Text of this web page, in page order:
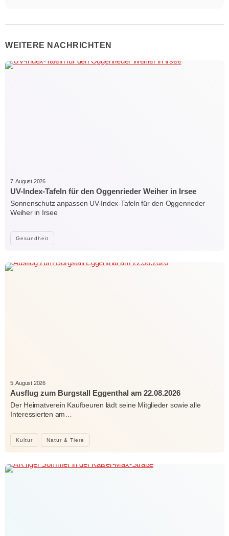
WEITERE NACHRICHTEN
Gesundheit
7. August 2026
UV-Index-Tafeln für den Oggenrieder Weiher in Irsee
Sonnenschutz anpassen UV-Index-Tafeln für den Oggenrieder
Weiher in Irsee
Kultur Natur & Tiere
5. August 2026
Ausflug zum Burgstall Eggenthal am 22.08.2026
Der Heimatverein Kaufbeuren lädt seine Mitglieder sowie alle
Interessierten am…